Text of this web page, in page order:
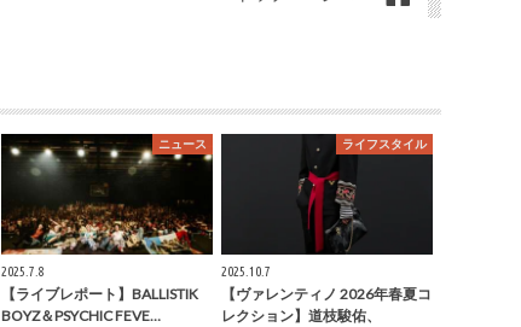
ニュース
2025.7.8
【ライブレポート】BALLISTIK
BOYZ＆PSYCHIC FEVE…
ライフスタイル
2025.10.7
【ヴァレンティノ 2026年春夏コ
レクション】道枝駿佑、